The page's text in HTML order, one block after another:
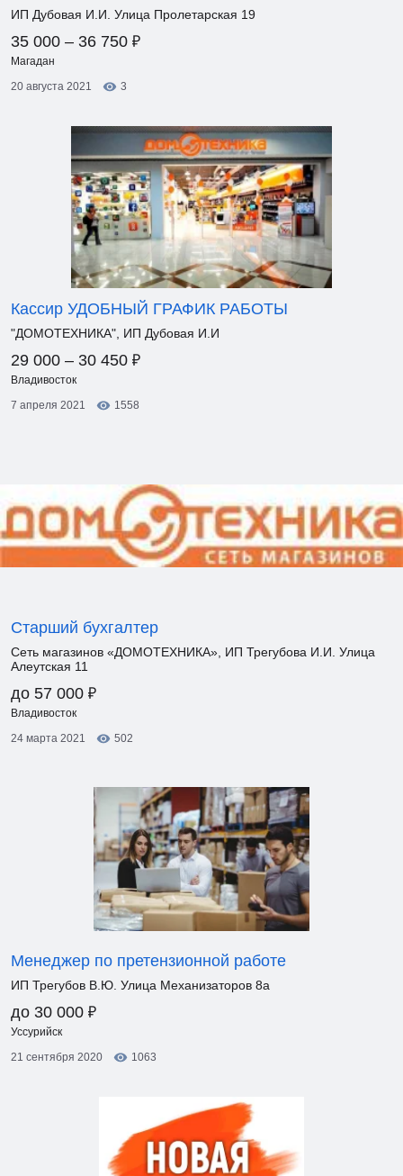
ИП Дубовая И.И. Улица Пролетарская 19
35 000 – 36 750 ₽
Магадан
20 августа 2021
3
Кассир УДОБНЫЙ ГРАФИК РАБОТЫ
"ДОМОТЕХНИКА", ИП Дубовая И.И
29 000 – 30 450 ₽
Владивосток
7 апреля 2021
1558
Старший бухгалтер
Сеть магазинов «ДОМОТЕХНИКА», ИП Трегубова И.И. Улица
Алеутская 11
до 57 000 ₽
Владивосток
24 марта 2021
502
Менеджер по претензионной работе
ИП Трегубов В.Ю. Улица Механизаторов 8а
до 30 000 ₽
Уссурийск
21 сентября 2020
1063